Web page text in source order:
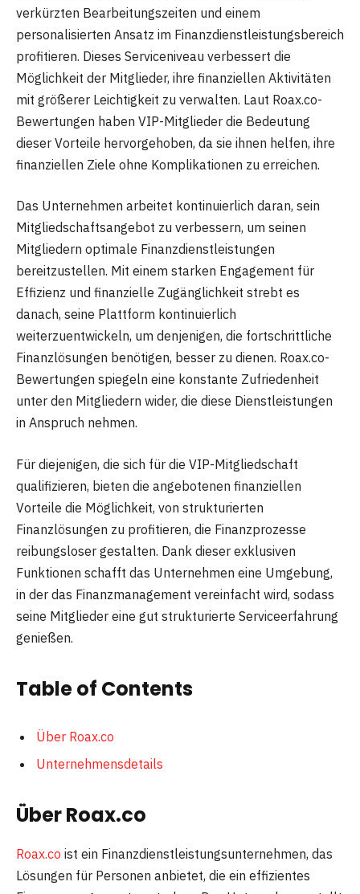
verkürzten Bearbeitungszeiten und einem
personalisierten Ansatz im Finanzdienstleistungsbereich
profitieren. Dieses Serviceniveau verbessert die
Möglichkeit der Mitglieder, ihre finanziellen Aktivitäten
mit größerer Leichtigkeit zu verwalten. Laut Roax.co-
Bewertungen haben VIP-Mitglieder die Bedeutung
dieser Vorteile hervorgehoben, da sie ihnen helfen, ihre
finanziellen Ziele ohne Komplikationen zu erreichen.
Das Unternehmen arbeitet kontinuierlich daran, sein
Mitgliedschaftsangebot zu verbessern, um seinen
Mitgliedern optimale Finanzdienstleistungen
bereitzustellen. Mit einem starken Engagement für
Effizienz und finanzielle Zugänglichkeit strebt es
danach, seine Plattform kontinuierlich
weiterzuentwickeln, um denjenigen, die fortschrittliche
Finanzlösungen benötigen, besser zu dienen. Roax.co-
Bewertungen spiegeln eine konstante Zufriedenheit
unter den Mitgliedern wider, die diese Dienstleistungen
in Anspruch nehmen.
Für diejenigen, die sich für die VIP-Mitgliedschaft
qualifizieren, bieten die angebotenen finanziellen
Vorteile die Möglichkeit, von strukturierten
Finanzlösungen zu profitieren, die Finanzprozesse
reibungsloser gestalten. Dank dieser exklusiven
Funktionen schafft das Unternehmen eine Umgebung,
in der das Finanzmanagement vereinfacht wird, sodass
seine Mitglieder eine gut strukturierte Serviceerfahrung
genießen.
Table of Contents
Über Roax.co
Unternehmensdetails
Über Roax.co
Roax.co ist ein Finanzdienstleistungsunternehmen, das
Lösungen für Personen anbietet, die ein effizientes